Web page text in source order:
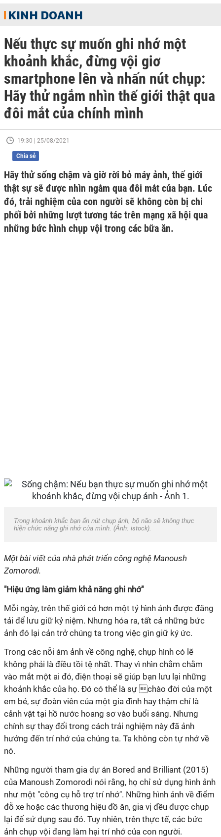
KINH DOANH
Nếu thực sự muốn ghi nhớ một
khoảnh khắc, đừng vội giơ
smartphone lên và nhấn nút chụp:
Hãy thử ngắm nhìn thế giới thật qua
đôi mắt của chính mình
19:30 | 25/08/2021
Chia sẻ
Hãy thử sống chậm và giờ rời bỏ máy ảnh, thế giới
thật sự sẽ được nhìn ngắm qua đôi mắt của bạn. Lúc
đó, trải nghiệm của con người sẽ không còn bị chi
phối bởi những lượt tương tác trên mạng xã hội qua
những bức hình chụp vội trong các bữa ăn.
Trong khoảnh khắc bạn ấn nút chụp ảnh, bộ não sẽ không thực
hiện chức năng ghi nhớ của mình. (Ảnh: istock).
Một bài viết của nhà phát triển công nghệ Manoush
Zomorodi.
"Hiệu ứng làm giảm khả năng ghi nhớ"
Mỗi ngày, trên thế giới có hơn một tỷ hình ảnh được đăng
tải để lưu giữ kỷ niệm. Nhưng hóa ra, tất cả những bức
ảnh đó lại cản trở chúng ta trong việc gìn giữ ký ức.
Trong các nỗi ám ảnh về công nghệ, chụp hình có lẽ
không phải là điều tồi tệ nhất. Thay vì nhìn chằm chằm
vào mắt một ai đó, điện thoại sẽ giúp bạn lưu lại những
khoảnh khắc của họ. Đó có thể là sự chào đời của một
em bé, sự đoàn viên của một gia đình hay thậm chí là
cảnh vật tại hồ nước hoang sơ vào buổi sáng. Nhưng
chính sự thay đổi trong cách trải nghiệm này đã ảnh
hưởng đến trí nhớ của chúng ta. Ta không còn tự nhớ về
nó.
Những người tham gia dự án Bored and Brilliant (2015)
của Manoush Zomorodi nói rằng, họ chỉ sử dụng hình ảnh
như một "công cụ hỗ trợ trí nhớ". Những hình ảnh về điểm
đỗ xe hoặc các thương hiệu đồ ăn, gia vị đều được chụp
lại để sử dụng sau đó. Tuy nhiên, trên thực tế, các bức
ảnh chụp vội đang làm hại trí nhớ của con người.